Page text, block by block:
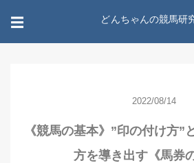
☰ どんちゃんの競馬研
2022/08/14
《競馬の基本》”印の付け方”
方を導き出す《馬券